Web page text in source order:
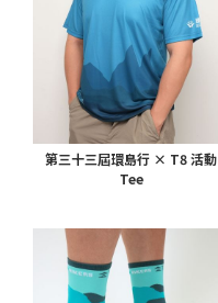
第三十三屆環島行 × T8 活動
Tee